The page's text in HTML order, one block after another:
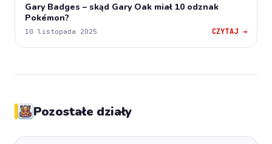
Gary Badges – skąd Gary Oak miał 10 odznak
Pokémon?
10 listopada 2025 CZYTAJ →
Pozostałe działy